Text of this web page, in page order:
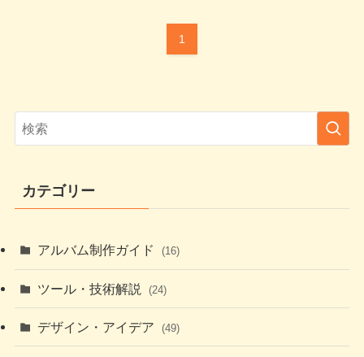
1
カテゴリー
アルバム制作ガイド (16)
ツール・技術解説 (24)
デザイン・アイデア (49)